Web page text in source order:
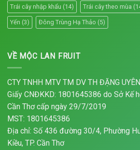
Trái cây nhập khẩu (14) Trái cây theo mùa
Yến (3) Đông Trùng Hạ Thảo (5)
VỀ MỘC LAN FRUIT
CTY TNHH MTV TM DV TH ĐẶNG UYÊN
Giấy CNĐKKD: 1801645386 do Sở Kế
Cần Thơ cấp ngày 29/7/2019
MST: 1801645386
Địa chỉ: Số 436 đường 30/4, Phường
Kiều, TP. Cần Thơ